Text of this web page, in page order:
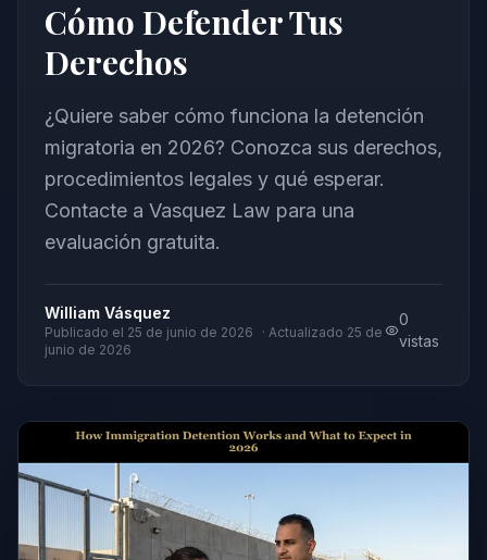
Cómo Defender Tus
Derechos
¿Quiere saber cómo funciona la detención
migratoria en 2026? Conozca sus derechos,
procedimientos legales y qué esperar.
Contacte a Vasquez Law para una
evaluación gratuita.
William Vásquez
Publicado el 25 de junio de 2026 · Actualizado 25 de
junio de 2026
0
vistas